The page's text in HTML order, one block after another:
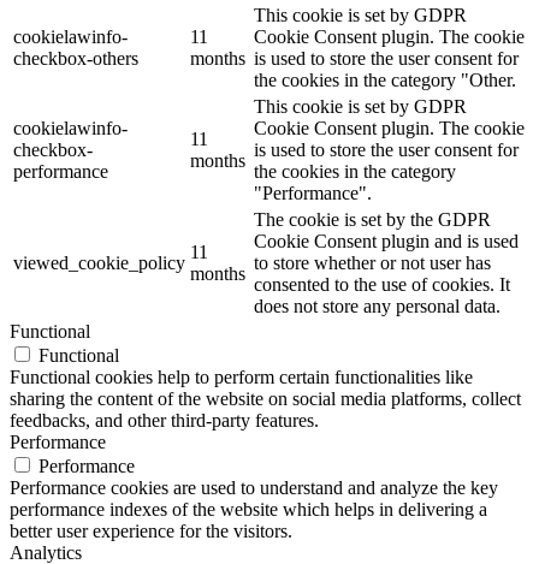
cookielawinfo-
checkbox-others
11
months
This cookie is set by GDPR
Cookie Consent plugin. The cookie
is used to store the user consent for
the cookies in the category "Other.
cookielawinfo-
checkbox-
performance
11
months
This cookie is set by GDPR
Cookie Consent plugin. The cookie
is used to store the user consent for
the cookies in the category
"Performance".
viewed_cookie_policy
11
months
The cookie is set by the GDPR
Cookie Consent plugin and is used
to store whether or not user has
consented to the use of cookies. It
does not store any personal data.
Functional
Functional
Functional cookies help to perform certain functionalities like
sharing the content of the website on social media platforms, collect
feedbacks, and other third-party features.
Performance
Performance
Performance cookies are used to understand and analyze the key
performance indexes of the website which helps in delivering a
better user experience for the visitors.
Analytics